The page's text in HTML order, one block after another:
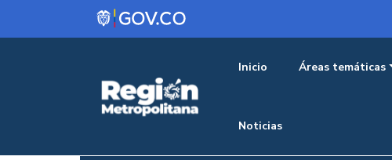
Pasar al contenido principal
Menu
Inicio Áreas temáticas
Noticias